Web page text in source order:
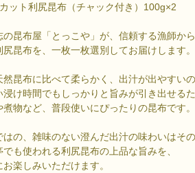
ット利尻昆布（チャック付き）100g×2
昆布屋「とっこや」が、信頼する漁師から
昆布を、一枚一枚選別してお届けします。
然昆布に比べて柔らかく、出汁が出やすい
け時間でもしっかりと旨みが引き出せるた
物など、普段使いにぴったりの昆布です。
の、雑味のない澄んだ出汁の味わいはその
も使われる利尻昆布の上品な旨みを、
楽しみいただけます。